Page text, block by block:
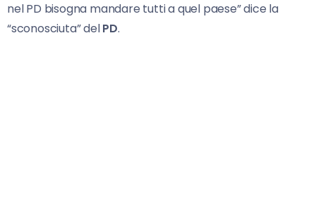
nel PD bisogna mandare tutti a quel paese” dice la
“sconosciuta” delPD.